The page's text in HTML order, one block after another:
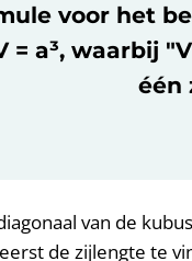
voor het
= a³, waarbij
één
van de
de zijlengte te